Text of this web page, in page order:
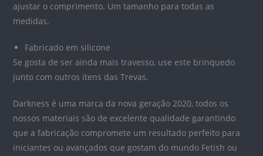
ajustar o comprimento. Um tamanho para todas as
medidas.
Fabricado em silicone
Se gosta de ser ainda mais travesso, use este brinquedo
junto com outros itens das Trevas.
Darkness é uma marca da nova geração 2020, todos os
nossos materiais são de excelente qualidade garantindo
que a fabricação compromete um resultado perfeito para
iniciantes ou avançados que gostam do mundo Fetish ou